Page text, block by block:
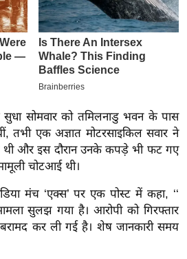
सुधा सोमवार को तमिलनाडु भवन के पास
तभी एक अज्ञात मोटरसाइकिल सवार ने
थी और इस दौरान उनके कपड़े भी फट गए
चोटआई थी।
मंच ‘एक्स’ पर एक पोस्ट में कहा, ‘‘
सुलझ गया है। आरोपी को गिरफ्तार
कर ली गई है। शेष जानकारी समय